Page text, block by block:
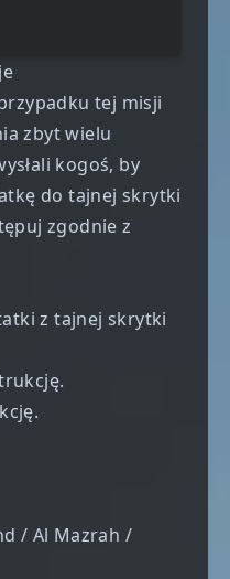
tej misji
zbyt wielu
kogoś, by
do tajnej skrytki
zgodnie z
z tajnej skrytki
/ Al Mazrah /